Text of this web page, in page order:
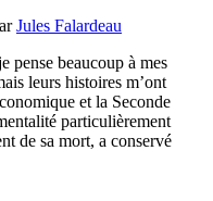
Jules Falardeau
pense beaucoup à mes
leurs histoires m’ont
et la Seconde
particulièrement
de sa mort, a conservé